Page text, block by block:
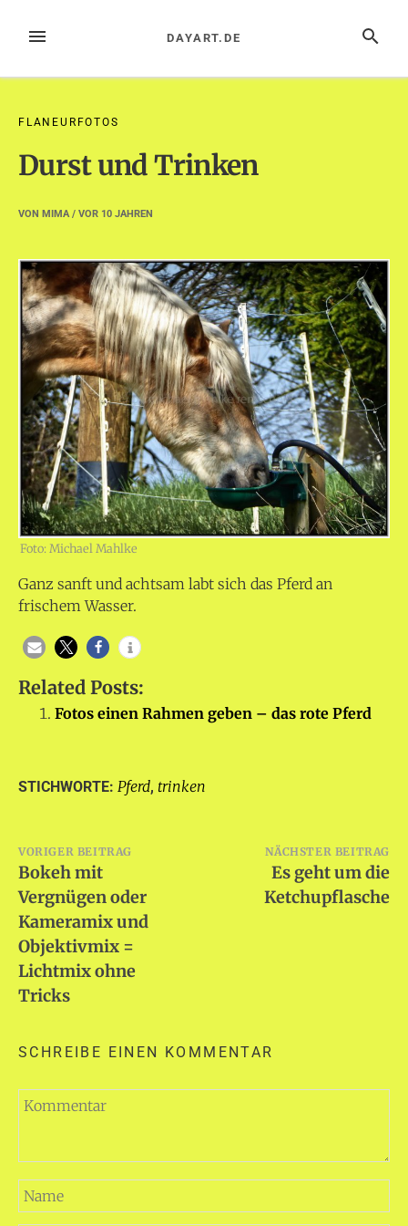
InhaltMENÜ SUCHE
DAYART.DE
FLANEURFOTOS
Durst und Trinken
VON MIMA/ VOR 10 JAHREN
Foto: Michael Mahlke
Ganz sanft und achtsam labt sich das Pferd an
frischem Wasser.
Related Posts:
Fotos einen Rahmen geben – das rote Pferd
STICHWORTE: Pferd, trinken
Beitragsnavigation
VORIGER BEITRAG
Bokeh mit
Vergnügen oder
Kameramix und
Objektivmix =
Lichtmix ohne
Tricks
NÄCHSTER BEITRAG
Es geht um die
Ketchupflasche
SCHREIBE EINEN KOMMENTAR